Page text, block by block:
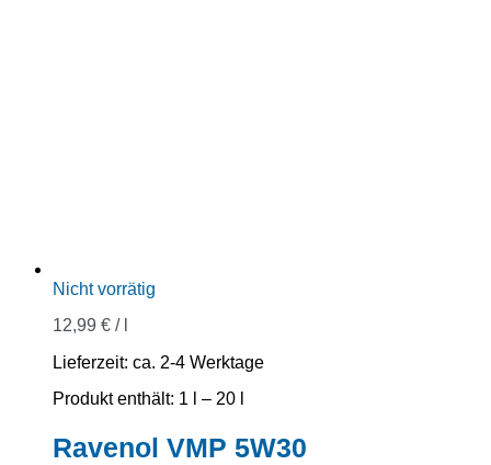
Nicht vorrätig
12,99 € /
Lieferzeit: ca. 2-4 Werktage
Produkt enthält: 1
– 20
Ravenol VMP 5W30